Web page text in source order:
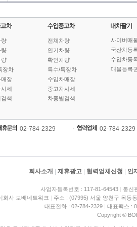
량
량
량
장차
매장
세
색
전체차량
인기차량
확인차량
특수/특장차
수입차매장
중고차시세
차종별검색
사이버매
국산차등
수입차등
매물등록
02-784-2329 02-784-2329
회사소개 제휴광고 협력업체신청 인
사업자등록번호 : 117-81-64543 | 통신
회사 보배네트워크 | 주소 : (07995) 서울 양천구 목동
대표전화 : 02-784-2329 | 대표팩스 :
Copyright ©